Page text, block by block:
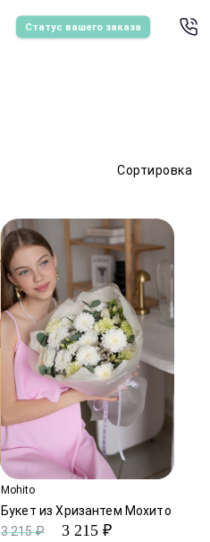
Статус вашего заказа
Сортировка
Mohito
Букет из Хризантем Мохито
3 215 ₽
3 215 ₽